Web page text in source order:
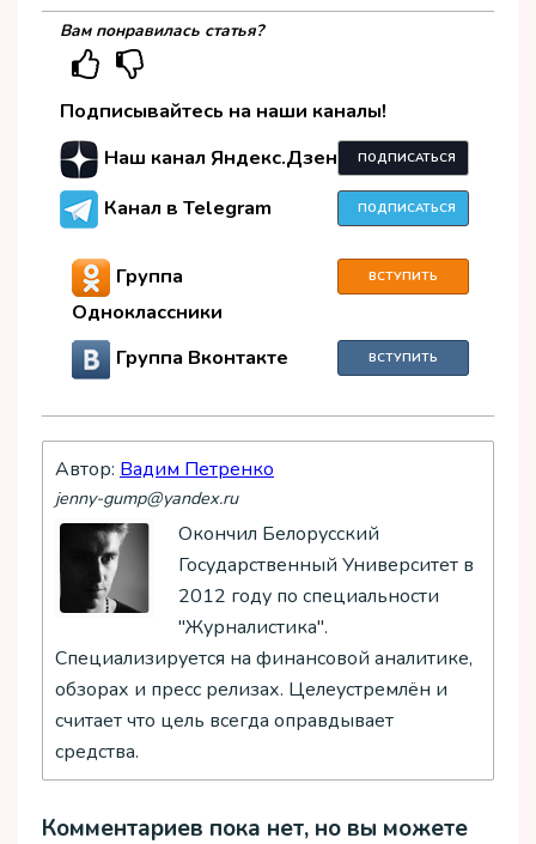
Вам понравилась статья?
Подписывайтесь на наши каналы!
Наш канал Яндекс.Дзен
ПОДПИСАТЬСЯ
Канал в Telegram ПОДПИСАТЬСЯ
Группа
Одноклассники
ВСТУПИТЬ
Группа Вконтакте ВСТУПИТЬ
Автор: Вадим Петренко
jenny-gump@yandex.ru
Окончил Белорусский
Государственный Университет в
2012 году по специальности
"Журналистика".
Специализируется на финансовой аналитике,
обзорах и пресс релизах. Целеустремлён и
считает что цель всегда оправдывает
средства.
Комментариев пока нет, но вы можете